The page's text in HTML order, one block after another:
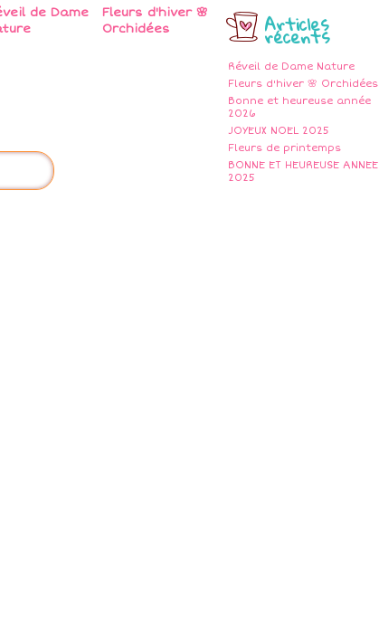
Articles
récents
Réveil de Dame Nature
Fleurs d'hiver 🌸 Orchidées
Bonne et heureuse année
2026
JOYEUX NOEL 2025
Fleurs de printemps
BONNE ET HEUREUSE ANNEE
2025
de Dame
Fleurs d'hiver 🌸
Orchidées